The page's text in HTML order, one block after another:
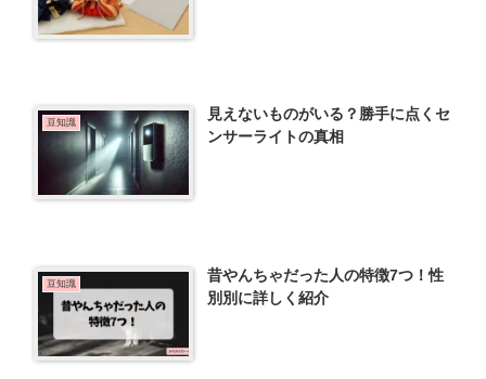
豆知識
見えないものがいる？勝手に点くセ
ンサーライトの真相
豆知識
昔やんちゃだった人の特徴7つ！性
別別に詳しく紹介